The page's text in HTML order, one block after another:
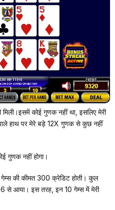
कोई गुणक नहीं था, इसलिए मेरी
हाथ पर मेरे बड़े 12X गुणक से कुछ नहीं
गुणक नहीं होगा।
की कीमत 300 क्रेडिट होती। कुल
से आया। इस तरह, इन 10 गेम्स में मेरी